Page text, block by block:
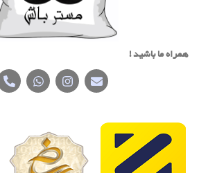
همراه ما باشید !